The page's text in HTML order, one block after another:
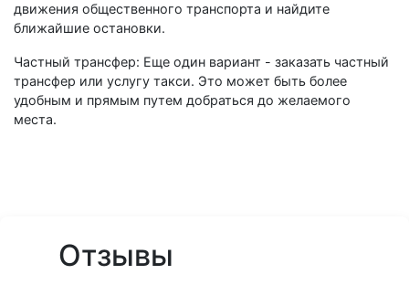
движения общественного транспорта и найдите
ближайшие остановки.
Частный трансфер: Еще один вариант - заказать частный
трансфер или услугу такси. Это может быть более
удобным и прямым путем добраться до желаемого
места.
Отзывы